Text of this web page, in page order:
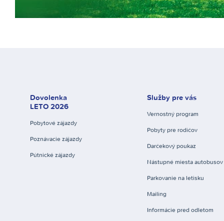
Dovolenka
LETO 2026
Pobytové zájazdy
Poznávacie zájazdy
Pútnické zájazdy
Služby pre vás
Vernostný program
Pobyty pre rodičov
Darčekový poukaz
Nástupné miesta autobusov
Parkovanie na letisku
Mailing
Informácie pred odletom